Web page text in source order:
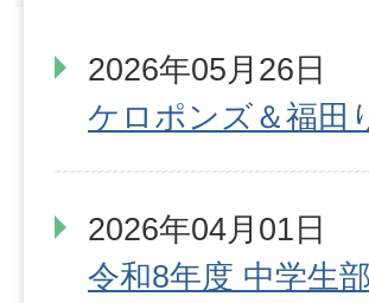
2026年05月26日
ケロポンズ＆福田
2026年04月01日
令和8年度 中学生